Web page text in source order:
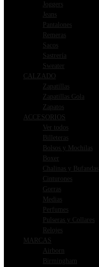
Joggers
Jeans
Pantalones
Remeras
Sacos
Sastrería
Sweater
CALZADO
Zapatillas
Zapatillas Gola
Zapatos
ACCESORIOS
Ver todos
Billeteras
Bolsos y Mochilas
Boxer
Chalinas y Bufandas
Cinturones
Gorras
Medias
Perfumes
Pulseras y Collares
Relojes
MARCAS
Airborn
Birmingham